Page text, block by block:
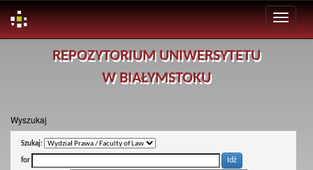
REPOZYTORIUM UNIWERSYTETU
W BIAŁYMSTOKU
Wyszukaj
Szukaj:
for